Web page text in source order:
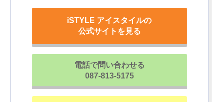
iSTYLE アイスタイルの
公式サイトを見る
電話で問い合わせる
087-813-5175